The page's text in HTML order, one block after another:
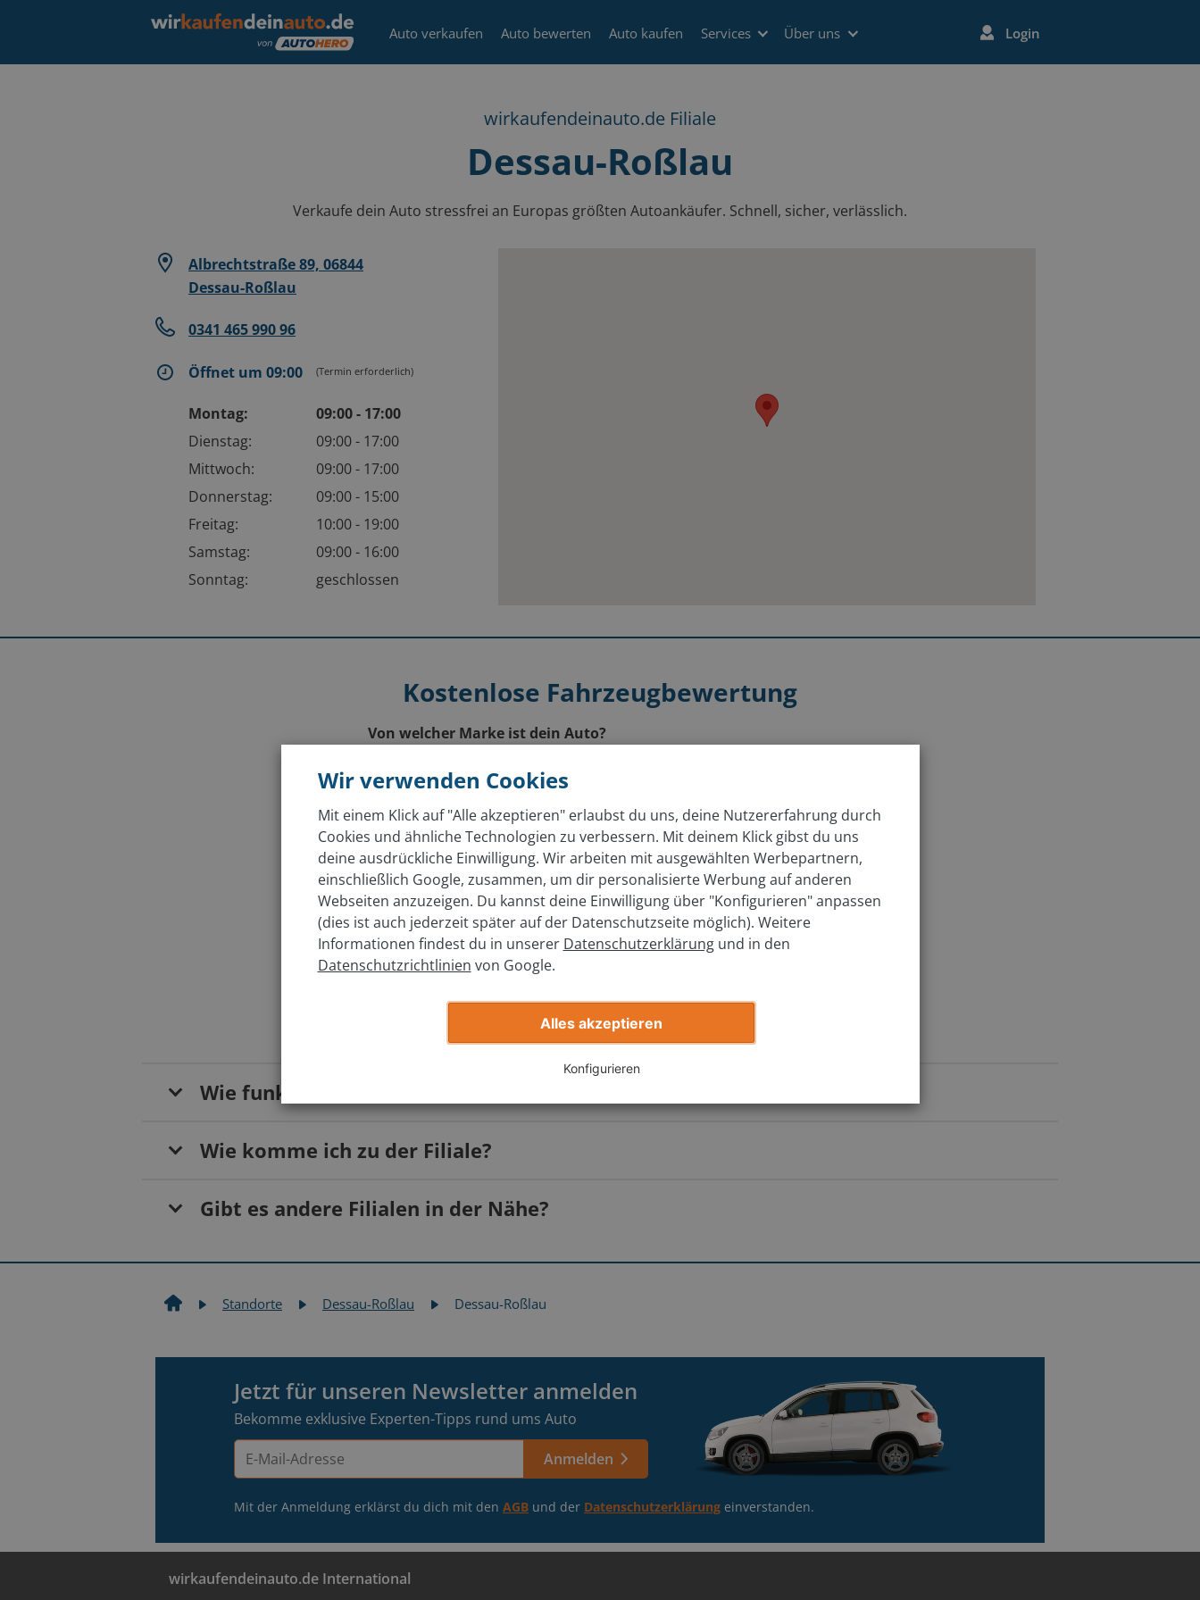
Auto verkaufen Auto bewerten Auto kaufen Services Über uns Login
wirkaufendeinauto.de Filiale
Dessau-Roßlau
Verkaufe dein Auto stressfrei an Europas größten Autoankäufer. Schnell, sicher, verlässlich.
Albrechtstraße 89, 06844
Dessau-Roßlau
0341 465 990 96
Öffnet um 09:00 (Termin erforderlich)
Montag:
09:00 - 17:00
Dienstag:
09:00 - 17:00
Mittwoch:
09:00 - 17:00
Donnerstag:
09:00 - 15:00
Freitag:
10:00 - 19:00
Samstag:
09:00 - 16:00
Sonntag:
geschlossen
Kostenlose Fahrzeugbewertung
Von welcher Marke ist dein Auto?
Welches Modell?
In welchem Jahr wurde es zugelassen?
Jetzt kostenlos bewerten
Wie funktioniert das?
Verkaufspreis
Wie komme ich zu der Filiale?
Von Nordwesten (B184)
Von Süden (A9)
Auf der B184 südlich in Richtung Dessau-Roßlau fahren.
Unsere Filiale befindet sich nach etwa 3,5 km auf der rechten Seite zwischen Carglass und
Gibt es andere Filialen in der Nähe?
Halle (Saale)Standorte Dessau-Roßlau Dessau-Roßlau
Jetzt für unseren Newsletter anmelden
Bekomme exklusive Experten-Tipps rund ums Auto
E-
Mail-
Anmelden
Mit der Anmeldung erklärst du dich mit den AGB und der Datenschutzerklärung einverstanden.
wirkaufendeinauto.de International
Wir verwenden Cookies
Mit einem Klick auf "Alle akzeptieren" erlaubst du uns, deine Nutzererfahrung durch
Cookies und ähnliche Technologien zu verbessern. Mit deinem Klick gibst du uns
deine ausdrückliche Einwilligung. Wir arbeiten mit ausgewählten Werbepartnern,
einschließlich Google, zusammen, um dir personalisierte Werbung auf anderen
Webseiten anzuzeigen. Du kannst deine Einwilligung über "Konfigurieren" anpassen
(dies ist auch jederzeit später auf der Datenschutzseite möglich). Weitere
Informationen findest du in unserer Datenschutzerklärungund in den
Datenschutzrichtlinien von Google.
Alles akzeptieren
Konfigurieren